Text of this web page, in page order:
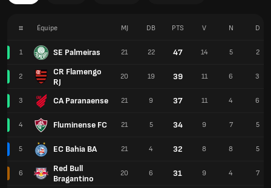
# Équipe
1 SE Palmeiras
2
CR Flamengo
RJ
3 CA Paranaense
4 Fluminense FC
5 EC Bahia BA
6
Red Bull
Bragantino
MJ DB PTS V N D
21 22 47 14 5 2
20 19 39 11 6 3
21 9 37 11 4 6
21 5 34 9 7 5
21 4 32 8 8 5
20 6 31 9 4 7